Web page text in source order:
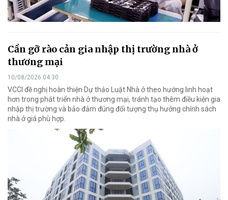
Cần gỡ rào cản gia nhập thị trường nhà ở
thương mại
10/08/2026 04:30
VCCI đề nghị hoàn thiện Dự thảo Luật Nhà ở theo hướng linh hoạt
hơn trong phát triển nhà ở thương mại, tránh tạo thêm điều kiện gia
nhập thị trường và bảo đảm đúng đối tượng thụ hưởng chính sách
nhà ở giá phù hợp.